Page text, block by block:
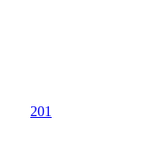
201